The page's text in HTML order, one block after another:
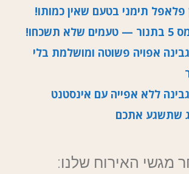
פלאפל תימני בטעם שאין כמותו!
תשכחו!
אפויה פשוטה ומושלמת בלי
ללא אפייה עם אינסטנט
שתשגע אתכם
מגשי האירוח שלנו: